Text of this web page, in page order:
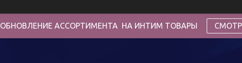
ОБНОВЛЕНИЕ АССОРТИМЕНТА НА ИНТИМ ТОВАРЫ